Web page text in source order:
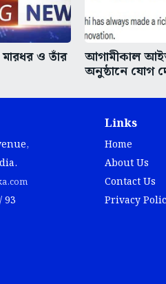
ও তাঁর আগামীকাল
অনুষ্ঠানে যোগ
93
Links
Home
About Us
Contact Us
Privacy